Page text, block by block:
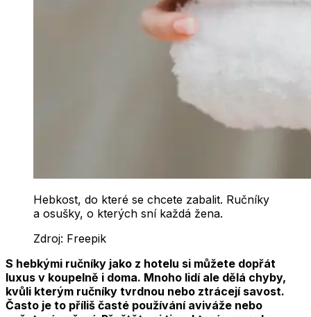
Hebkost, do které se chcete zabalit. Ručníky
a osušky, o kterých sní každá žena.
Zdroj: Freepik
S hebkými ručníky jako z hotelu si můžete dopřát
luxus v koupelně i doma. Mnoho lidí ale dělá chyby,
kvůli kterým ručníky tvrdnou nebo ztrácejí savost.
Často je to příliš časté používání aviváže nebo